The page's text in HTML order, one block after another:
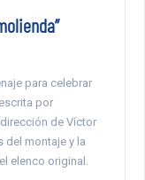
para celebrar
por
de Víctor
del montaje y la
elenco original.